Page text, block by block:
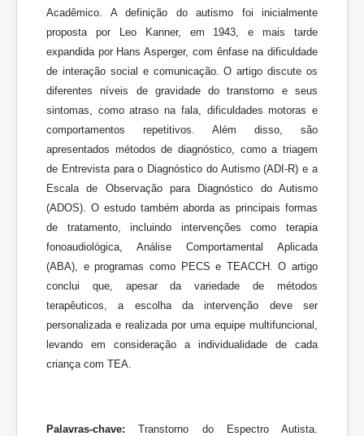
Acadêmico. A definição do autismo foi inicialmente
proposta por Leo Kanner, em 1943, e mais tarde
expandida por Hans Asperger, com ênfase na dificuldade
de interação social e comunicação. O artigo discute os
diferentes níveis de gravidade do transtorno e seus
sintomas, como atraso na fala, dificuldades motoras e
comportamentos repetitivos. Além disso, são
apresentados métodos de diagnóstico, como a triagem
de Entrevista para o Diagnóstico do Autismo (ADI-R) e a
Escala de Observação para Diagnóstico do Autismo
(ADOS). O estudo também aborda as principais formas
de tratamento, incluindo intervenções como terapia
fonoaudiológica, Análise Comportamental Aplicada
(ABA), e programas como PECS e TEACCH. O artigo
conclui que, apesar da variedade de métodos
terapêuticos, a escolha da intervenção deve ser
personalizada e realizada por uma equipe multifuncional,
levando em consideração a individualidade de cada
criança com TEA.
Palavras-chave: Transtorno do Espectro Autista.